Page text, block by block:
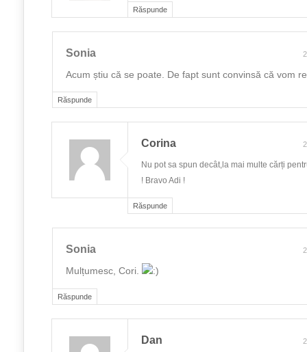
Răspunde
Răspunde
Sonia
Acum știu că se poate. De fapt sunt convinsă că vom
Răspunde
Corina
Nu pot sa spun decât,la mai multe cărți
! Bravo Adi !
Răspunde
Sonia
Mulțumesc, Cori.
Dan